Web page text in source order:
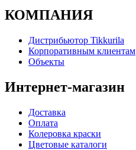
КОМПАНИЯ
Дистрибьютор Tikkurila
Корпоративным клиентам
Объекты
Интернет-магазин
Доставка
Оплата
Колеровка краски
Цветовые каталоги